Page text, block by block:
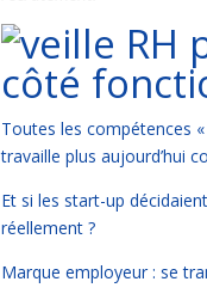
côté
Toutes les compétences
travaille plus aujourd’hui
Et si les start-up
réellement ?
Marque employeur : se